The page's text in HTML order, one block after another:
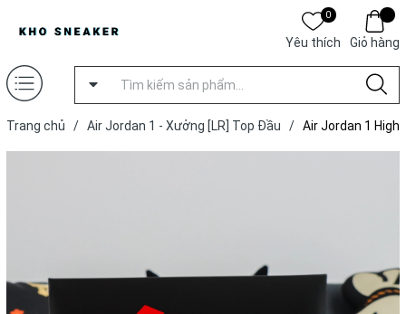
0
Yêu thích Giỏ hàng
Trang chủ / Air Jordan 1 - Xưởng [LR] Top Đầu / Air Jordan 1 High